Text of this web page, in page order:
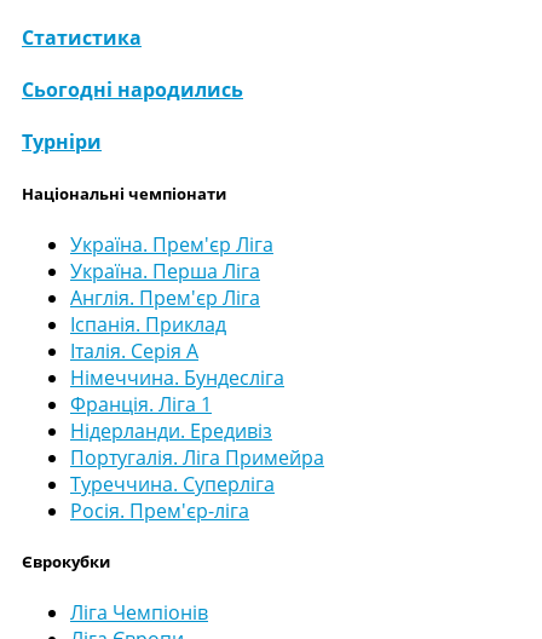
Статистика
Сьогодні народились
Турніри
Національні чемпіонати
Україна. Прем'єр Ліга
Україна. Перша Ліга
Англія. Прем'єр Ліга
Іспанія. Приклад
Італія. Серія А
Німеччина. Бундесліга
Франція. Ліга 1
Нідерланди. Ередивіз
Португалія. Ліга Примейра
Туреччина. Суперліга
Росія. Прем'єр-ліга
Єврокубки
Ліга Чемпіонів